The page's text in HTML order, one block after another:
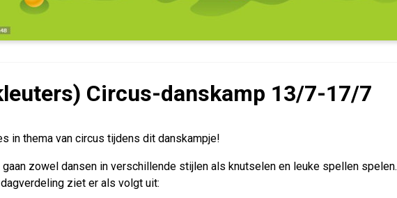
Circus-danskamp 13/7-17/7
in thema van circus tijdens dit danskampje!
gaan zowel dansen in verschillende stijlen als knutselen en leuke spellen spelen.
ziet er als volgt uit: